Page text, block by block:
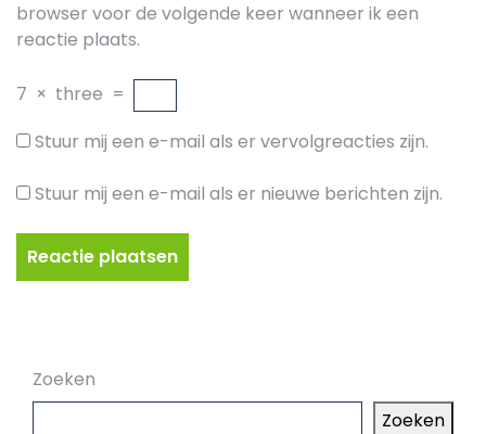
browser voor de volgende keer wanneer ik een
reactie plaats.
7 × three =
Stuur mij een e-mail als er vervolgreacties zijn.
Stuur mij een e-mail als er nieuwe berichten zijn.
Zoeken
Zoeken